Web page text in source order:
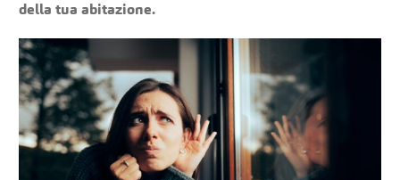
della tua abitazione.